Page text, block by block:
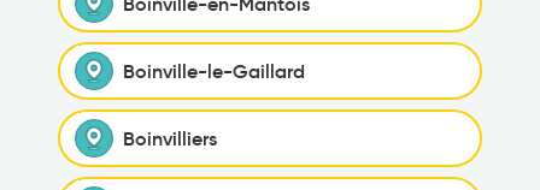
Boinville-le-Gaillard
Boinvilliers